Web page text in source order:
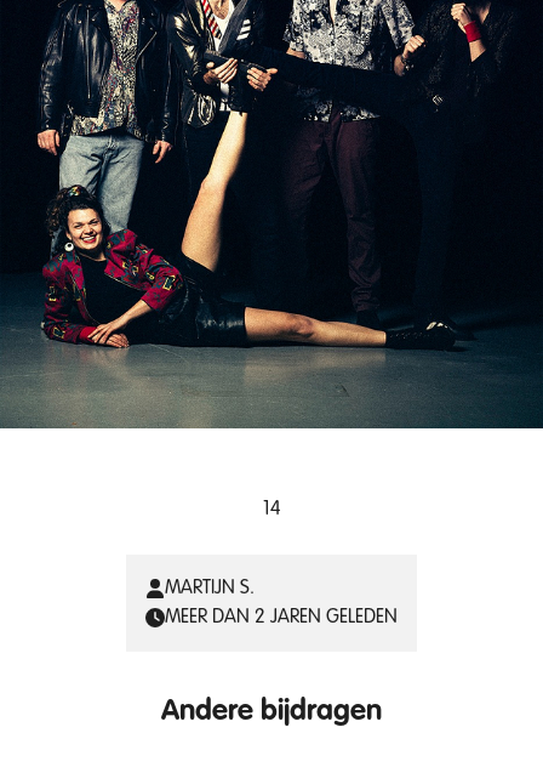
14
MARTIJN S.
MEER DAN 2 JAREN GELEDEN
Andere bijdragen